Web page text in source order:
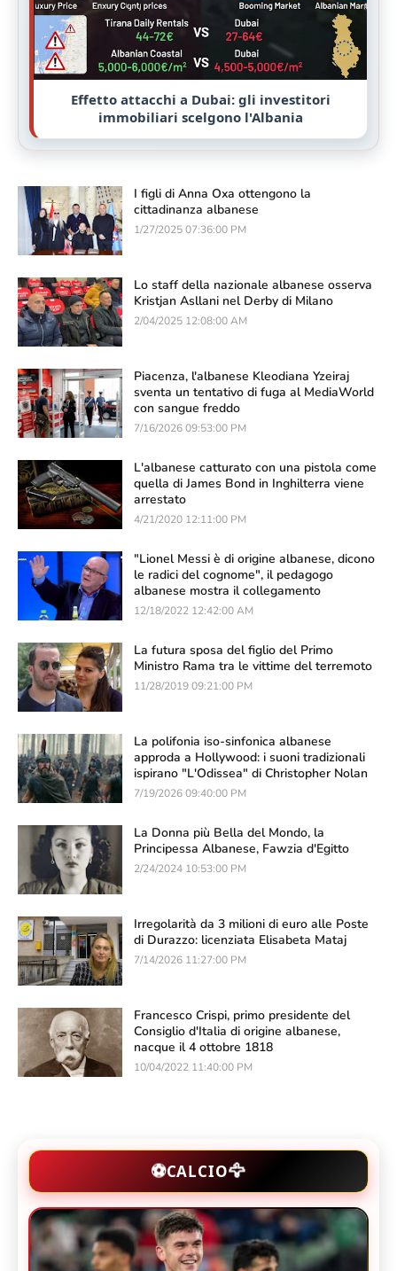
Effetto attacchi a Dubai: gli investitori
immobiliari scelgono l'Albania
I figli di Anna Oxa ottengono la
cittadinanza albanese
1/27/2025 07:36:00 PM
Lo staff della nazionale albanese osserva
Kristjan Asllani nel Derby di Milano
2/04/2025 12:08:00 AM
Piacenza, l'albanese Kleodiana Yzeiraj
sventa un tentativo di fuga al MediaWorld
con sangue freddo
7/16/2026 09:53:00 PM
L'albanese catturato con una pistola come
quella di James Bond in Inghilterra viene
arrestato
4/21/2020 12:11:00 PM
"Lionel Messi è di origine albanese, dicono
le radici del cognome", il pedagogo
albanese mostra il collegamento
12/18/2022 12:42:00 AM
La futura sposa del figlio del Primo
Ministro Rama tra le vittime del terremoto
11/28/2019 09:21:00 PM
La polifonia iso-sinfonica albanese
approda a Hollywood: i suoni tradizionali
ispirano "L'Odissea" di Christopher Nolan
7/19/2026 09:40:00 PM
La Donna più Bella del Mondo, la
Principessa Albanese, Fawzia d'Egitto
2/24/2024 10:53:00 PM
Irregolarità da 3 milioni di euro alle Poste
di Durazzo: licenziata Elisabeta Mataj
7/14/2026 11:27:00 PM
Francesco Crispi, primo presidente del
Consiglio d'Italia di origine albanese,
nacque il 4 ottobre 1818
10/04/2022 11:40:00 PM
⚽CALCIO🦅